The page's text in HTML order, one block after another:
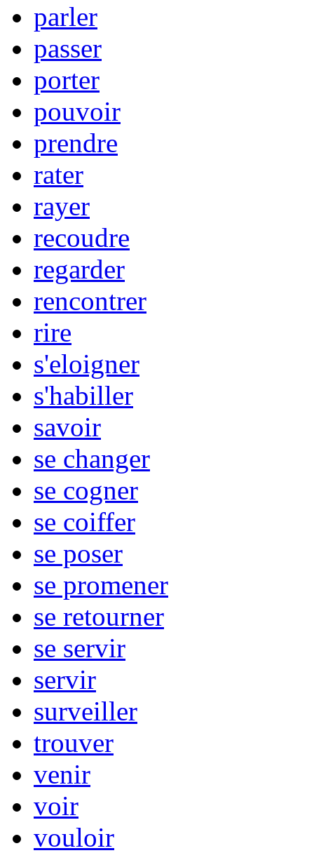
parler
passer
porter
pouvoir
prendre
rater
rayer
recoudre
regarder
rencontrer
rire
s'eloigner
s'habiller
savoir
se changer
se cogner
se coiffer
se poser
se promener
se retourner
se servir
servir
surveiller
trouver
venir
voir
vouloir